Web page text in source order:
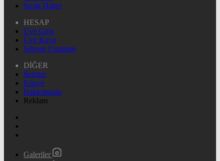
Sıcak Haber
HESAP
Üye Giriş
Üye Kayıt
Şifremi Unuttum
DİĞER
İletişim
Künye
Hakkımızda
Reklam
Galeriler